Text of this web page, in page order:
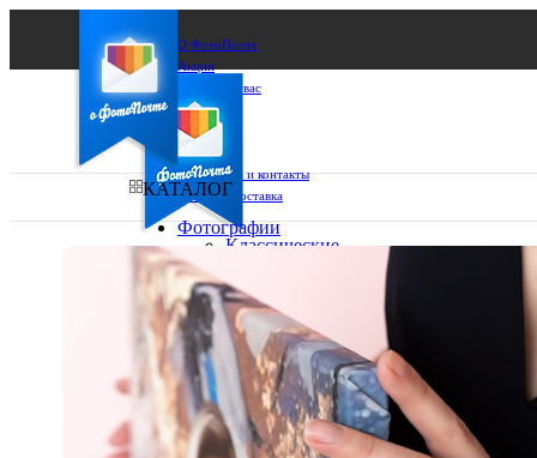
О ФотоПочте
Акции
Сделаем за вас
Бизнесу
FAQ
Франшиза
Поддержка и контакты
Оплата и доставка
Ваш город:
Ваш регион доставки
Выберите из списка:
КАТАЛОГ
Фотографии
Классические
10х15
13х18
15х15
15х20
20х20
20х30
30х30